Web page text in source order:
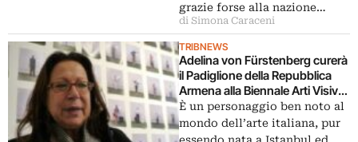
grazie forse alla nazione…
di Simona Caraceni
TRIBNEWS
Adelina von Fürstenberg curerà
il Padiglione della Repubblica
Armena alla Biennale Arti Visive
di Venezia del 2015
È un personaggio ben noto al
mondo dell’arte italiana, pur